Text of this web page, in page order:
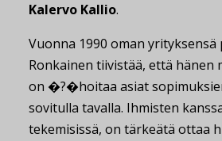
Kalervo Kallio.
Vuonna 1990 oman
Ronkainen tiivistää, että hänen
on �?�hoitaa asiat
sovitulla tavalla. Ihmisten
tekemisissä, on tärkeätä ottaa